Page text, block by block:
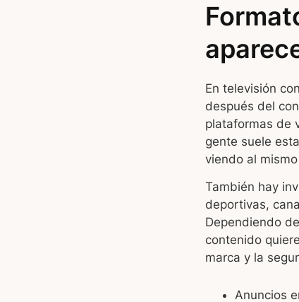
En televisión
después del
plataformas de
gente suele
viendo al
También hay
deportivas,
Dependiendo
contenido
marca y la
Anuncios